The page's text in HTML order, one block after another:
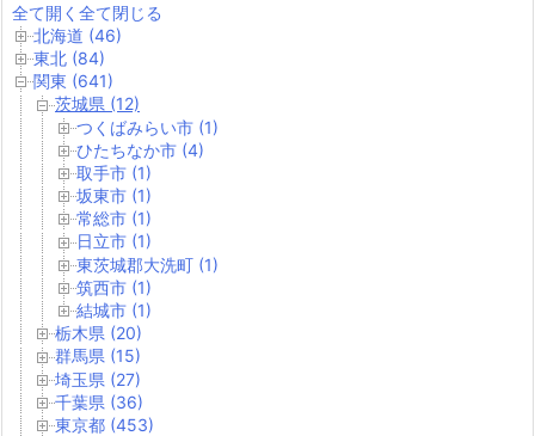
全て開く 全て閉じる
北海道 (46)
東北 (84)
関東 (641)
茨城県 (12)
つくばみらい市 (1)
ひたちなか市 (4)
取手市 (1)
坂東市 (1)
常総市 (1)
日立市 (1)
東茨城郡大洗町 (1)
筑西市 (1)
結城市 (1)
栃木県 (20)
群馬県 (15)
埼玉県 (27)
千葉県 (36)
東京都 (453)